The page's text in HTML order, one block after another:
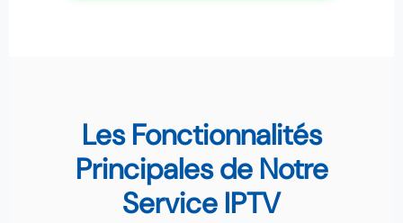
Les Fonctionnalités
Principales de Notre
Service IPTV